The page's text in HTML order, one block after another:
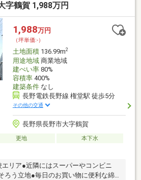
字鶴賀 1,988万円
1,988万円
（坪単価:-）
土地面積136.99m2
用途地域商業地域
建ぺい率80%
容積率400%
建築条件なし
長野電鉄長野線 権堂駅 徒歩5分
その他の交通
長野県長野市大字鶴賀
更地
本下水
リア●近隣にはスーパーやコンビニ
ろう立地●毎日のお買い物に便利な綿